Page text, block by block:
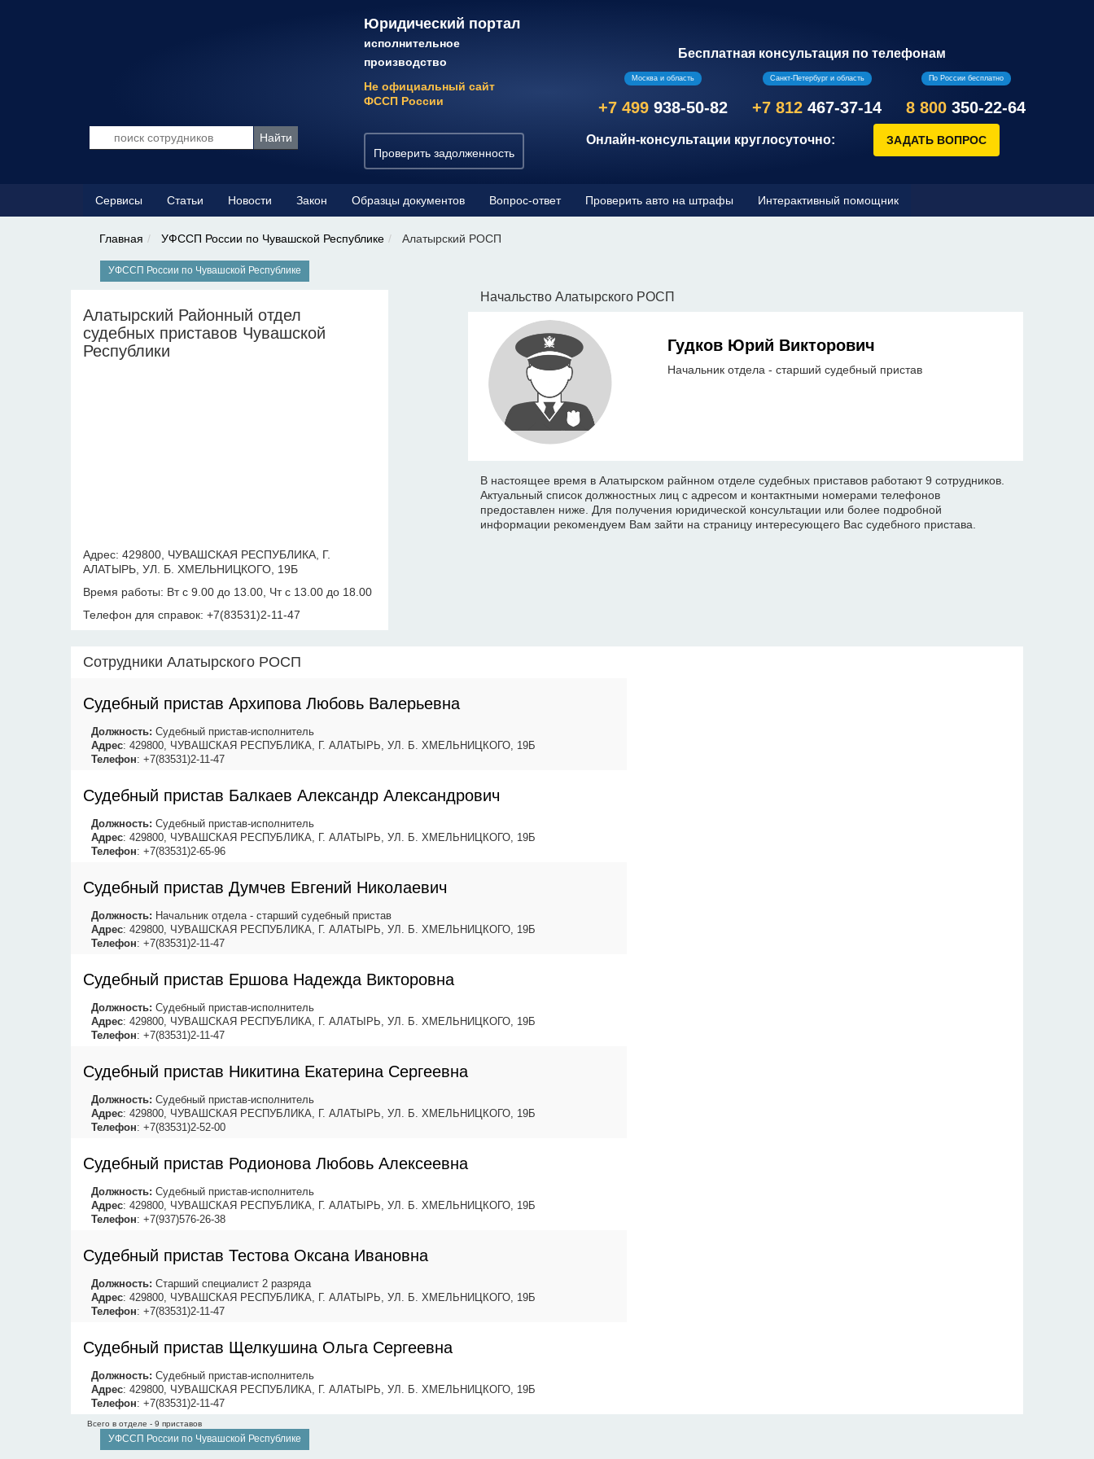
Юридический портал
исполнительное
производство
Не официальный сайт
ФССП России
Проверить задолженность
Бесплатная консультация по телефонам
Москва и область
+7 499 938-50-82
Санкт-Петербург и область
+7 812 467-37-14
По России бесплатно
8 800 350-22-64
Онлайн-консультации круглосуточно:
Сервисы Статьи Новости Закон Образцы документов Вопрос-ответ Проверить авто на штрафы Интерактивный помощник
Главная УФССП России по Чувашской Республике Алатырский РОСП
УФССП России по Чувашской Республике
Алатырский Районный отдел
судебных приставов Чувашской
Республики
Адрес: 429800, ЧУВАШСКАЯ РЕСПУБЛИКА, Г.
АЛАТЫРЬ, УЛ. Б. ХМЕЛЬНИЦКОГО, 19Б
Время работы: Вт с 9.00 до 13.00, Чт с 13.00 до 18.00
Телефон для справок: +7(83531)2-11-47
Начальство Алатырского РОСП
Гудков Юрий Викторович
Начальник отдела - старший судебный пристав
В настоящее время в Алатырском райнном отделе судебных приставов работают 9 сотрудников.
Актуальный список должностных лиц с адресом и контактными номерами телефонов
предоставлен ниже. Для получения юридической консультации или более подробной
информации рекомендуем Вам зайти на страницу интересующего Вас судебного пристава.
Сотрудники Алатырского РОСП
Судебный пристав Архипова Любовь Валерьевна
Должность: Судебный пристав-исполнитель
Адрес: 429800, ЧУВАШСКАЯ РЕСПУБЛИКА, Г. АЛАТЫРЬ, УЛ. Б. ХМЕЛЬНИЦКОГО, 19Б
Телефон: +7(83531)2-11-47
Судебный пристав Балкаев Александр Александрович
Должность: Судебный пристав-исполнитель
Адрес: 429800, ЧУВАШСКАЯ РЕСПУБЛИКА, Г. АЛАТЫРЬ, УЛ. Б. ХМЕЛЬНИЦКОГО, 19Б
Телефон: +7(83531)2-65-96
Судебный пристав Думчев Евгений Николаевич
Должность: Начальник отдела - старший судебный пристав
Адрес: 429800, ЧУВАШСКАЯ РЕСПУБЛИКА, Г. АЛАТЫРЬ, УЛ. Б. ХМЕЛЬНИЦКОГО, 19Б
Телефон: +7(83531)2-11-47
Судебный пристав Ершова Надежда Викторовна
Должность: Судебный пристав-исполнитель
Адрес: 429800, ЧУВАШСКАЯ РЕСПУБЛИКА, Г. АЛАТЫРЬ, УЛ. Б. ХМЕЛЬНИЦКОГО, 19Б
Телефон: +7(83531)2-11-47
Судебный пристав Никитина Екатерина Сергеевна
Должность: Судебный пристав-исполнитель
Адрес: 429800, ЧУВАШСКАЯ РЕСПУБЛИКА, Г. АЛАТЫРЬ, УЛ. Б. ХМЕЛЬНИЦКОГО, 19Б
Телефон: +7(83531)2-52-00
Судебный пристав Родионова Любовь Алексеевна
Должность: Судебный пристав-исполнитель
Адрес: 429800, ЧУВАШСКАЯ РЕСПУБЛИКА, Г. АЛАТЫРЬ, УЛ. Б. ХМЕЛЬНИЦКОГО, 19Б
Телефон: +7(937)576-26-38
Судебный пристав Тестова Оксана Ивановна
Должность: Старший специалист 2 разряда
Адрес: 429800, ЧУВАШСКАЯ РЕСПУБЛИКА, Г. АЛАТЫРЬ, УЛ. Б. ХМЕЛЬНИЦКОГО, 19Б
Телефон: +7(83531)2-11-47
Судебный пристав Щелкушина Ольга Сергеевна
Должность: Судебный пристав-исполнитель
Адрес: 429800, ЧУВАШСКАЯ РЕСПУБЛИКА, Г. АЛАТЫРЬ, УЛ. Б. ХМЕЛЬНИЦКОГО, 19Б
Телефон: +7(83531)2-11-47
Всего в отделе - 9 приставов
УФССП России по Чувашской Республике